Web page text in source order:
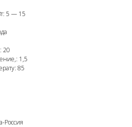
5 — 15
20
1,5
85
Россия